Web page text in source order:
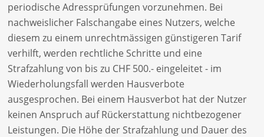
periodische Adressprüfungen vorzunehmen. Bei
nachweislicher Falschangabe eines Nutzers, welche
diesem zu einem unrechtmässigen günstigeren Tarif
verhilft, werden rechtliche Schritte und eine
Strafzahlung von bis zu CHF 500.- eingeleitet - im
Wiederholungsfall werden Hausverbote
ausgesprochen. Bei einem Hausverbot hat der Nutzer
keinen Anspruch auf Rückerstattung nichtbezogener
Leistungen. Die Höhe der Strafzahlung und Dauer des